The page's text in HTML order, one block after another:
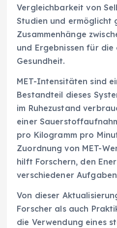
Vergleichbarkeit von
Studien und ermöglicht
Zusammenhänge
und Ergebnissen für
Gesundheit.
MET-Intensitäten sind
Bestandteil dieses
im Ruhezustand
einer
pro Kilogramm pro
Zuordnung von MET-
hilft Forschern, den
verschiedener
Von dieser
Forscher als auch
die Verwendung eines